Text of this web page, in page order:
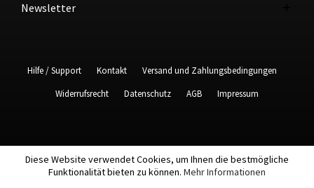
Newsletter
Hilfe / Support Kontakt
Versand und Zahlungsbedingungen
Widerrufsrecht
Datenschutz AGB Impressum
Diese Website verwendet Cookies, um Ihnen die bestmögliche
Funktionalität bieten zu können. Mehr Informationen